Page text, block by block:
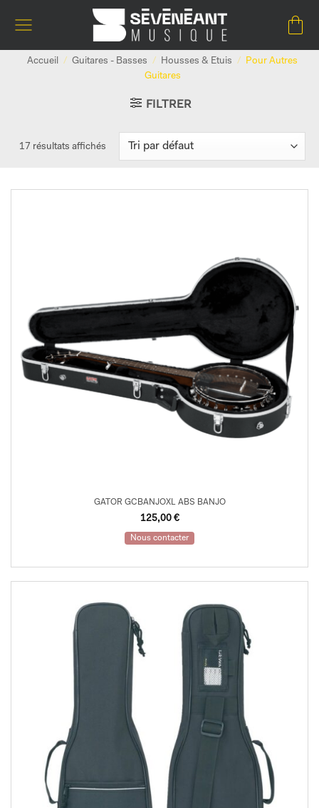
Accueil / Guitares - Basses / Housses & Etuis /
Pour Autres
Guitares
FILTRER
17 résultats affichés
GATOR GCBANJOXL ABS BANJO
125,00 €
Nous contacter